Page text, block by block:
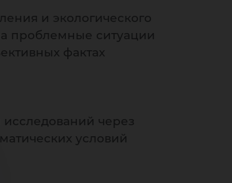
и экологического
проблемные ситуации
фактах
исследований через
условий